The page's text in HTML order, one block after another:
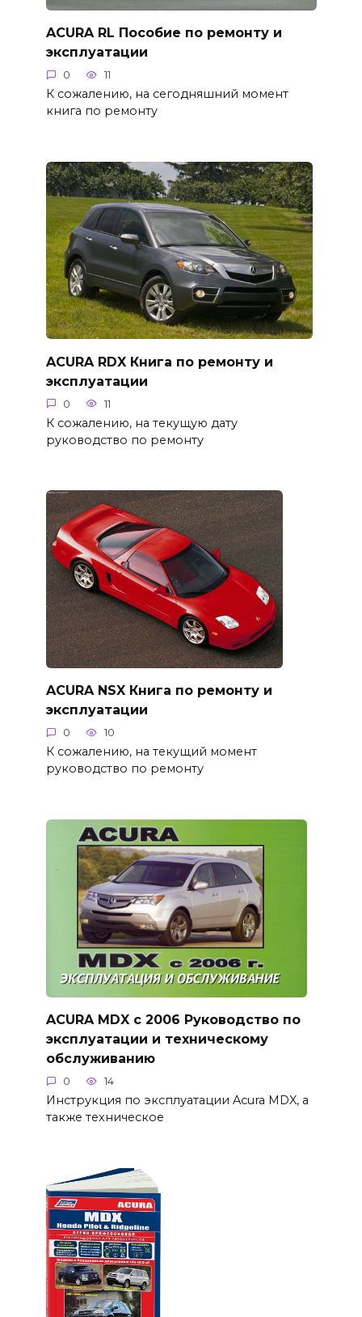
ACURA RL Пособие по ремонту и
эксплуатации
0 11
К сожалению, на сегодняшний момент
книга по ремонту
ACURA RDX Книга по ремонту и
эксплуатации
0 11
К сожалению, на текущую дату
руководство по ремонту
ACURA NSX Книга по ремонту и
эксплуатации
0 10
К сожалению, на текущий момент
руководство по ремонту
ACURA MDX с 2006 Руководство по
эксплуатации и техническому
обслуживанию
0 14
Инструкция по эксплуатации Acura MDX, а
также техническое